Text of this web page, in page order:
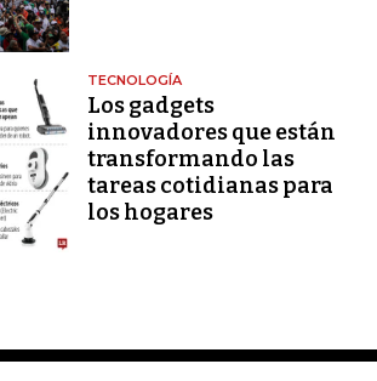
TECNOLOGÍA
Los gadgets
innovadores que están
transformando las
tareas cotidianas para
los hogares